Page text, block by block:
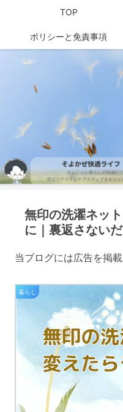
TOP
ポリシーと免責事項
無印の洗濯ネッ
に｜裏返さない
当ブログには広告を掲載
暮らし